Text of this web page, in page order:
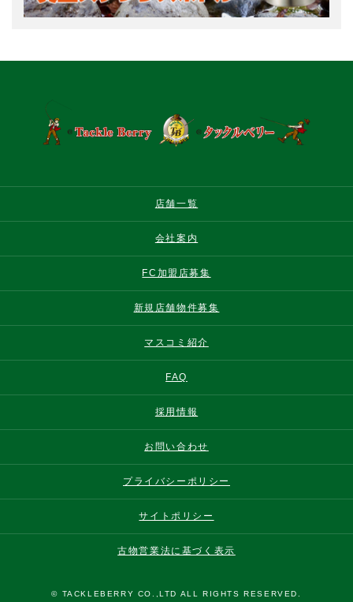
店舗一覧
会社案内
FC加盟店募集
新規店舗物件募集
マスコミ紹介
FAQ
採用情報
お問い合わせ
プライバシーポリシー
サイトポリシー
古物営業法に基づく表示
© TACKLEBERRY CO.,LTD ALL RIGHTS RESERVED.